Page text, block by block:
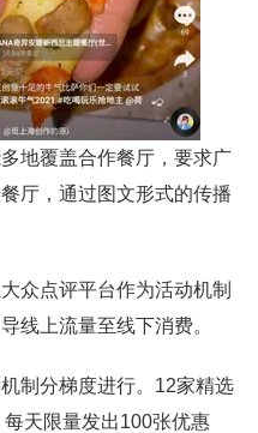
地覆盖合作餐厅，要求广
厅，通过图文形式的传播
众点评平台作为活动机制
线上流量至线下消费。
制分梯度进行。12家精选
每天限量发出100张优惠